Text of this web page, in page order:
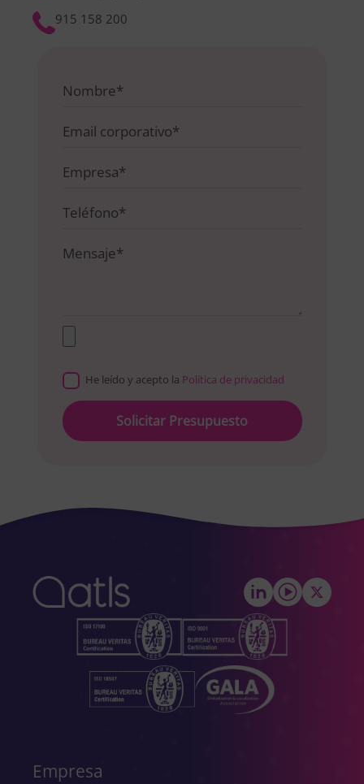
915 158 200
He leído y acepto la Política de privacidad
Please
leave
this
Empresa